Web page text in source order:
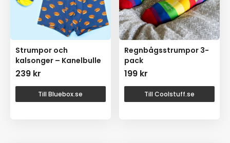
Strumpor och
kalsonger – Kanelbulle
239 kr
Till Bluebox.se
Regnbågsstrumpor 3-
pack
199 kr
Till Coolstuff.se